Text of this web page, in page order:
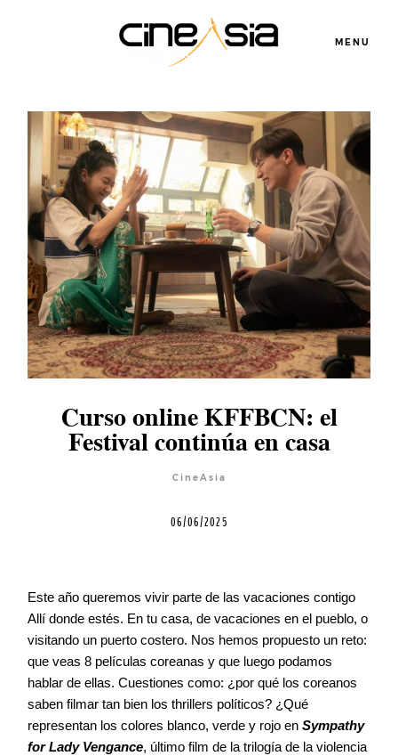
MENU
Curso online KFFBCN: el
Festival continúa en casa
CineAsia
06/06/2025
Este año queremos vivir parte de las vacaciones contigo
Allí donde estés. En tu casa, de vacaciones en el pueblo, o
visitando un puerto costero. Nos hemos propuesto un reto:
que veas 8 películas coreanas y que luego podamos
hablar de ellas. Cuestiones como: ¿por qué los coreanos
saben filmar tan bien los thrillers políticos? ¿Qué
representan los colores blanco, verde y rojo en Sympathy
for Lady Vengance, último film de la trilogía de la violencia
Servicios
Cursos
Contacto
©2026 COPYRIGHT FLOTHEMES